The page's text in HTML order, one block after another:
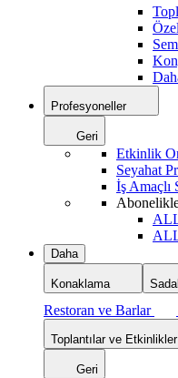
Profesyoneller
Geri
Etkinlik
Seyahat
İş Amaçlı
Daha
Konaklama
Restoran ve Barlar
Toplantılar ve Etkinlikler
Geri